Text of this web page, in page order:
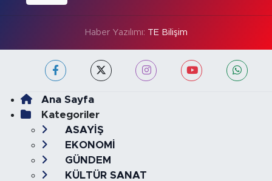
Haber Yazılımı: TE Bilişim
Ana Sayfa
Kategoriler
ASAYİŞ
EKONOMİ
GÜNDEM
KÜLTÜR SANAT